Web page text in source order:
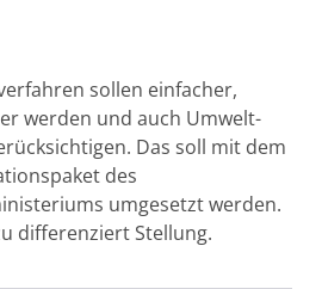
sollen einfacher,
werden und auch Umwelt-
Das soll mit dem
des
umgesetzt werden.
differenziert Stellung.